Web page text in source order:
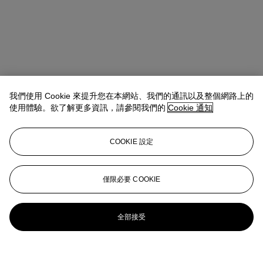
我們使用 Cookie 來提升您在本網站、我們的通訊以及整個網路上的
使用體驗。欲了解更多資訊，請參閱我們的 Cookie 通知
COOKIE 設定
僅限必要 COOKIE
全部接受